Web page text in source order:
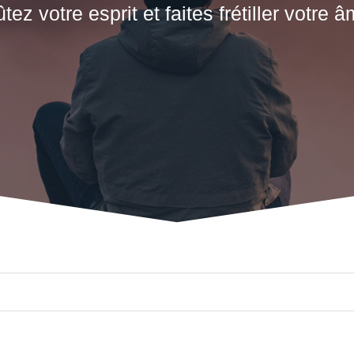
votre esprit et faites frétiller votre